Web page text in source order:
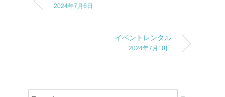
2024年7月6日
イベントレンタル
2024年7月10日